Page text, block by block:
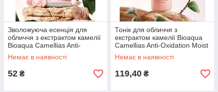
Зволожуюча есенція для
обличчя з екстрактом камелії
Bioaqua Camellias Anti-
Oxidation Repair Nourishing
Essence, 30 мл
Немає в наявності
52 ₴
Тонік для обличчя з
екстрактом камелії Bioaqua
Сamellias Anti-Oxidation Moist
Repair Toner, 100 мл
Немає в наявності
119,40 ₴